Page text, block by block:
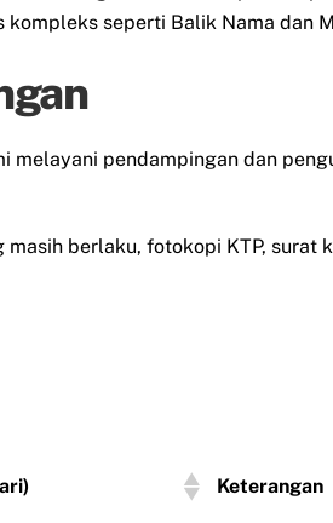
kompleks seperti Balik Nama dan
pendampingan dan
berlaku, fotokopi KTP, surat
Keterangan